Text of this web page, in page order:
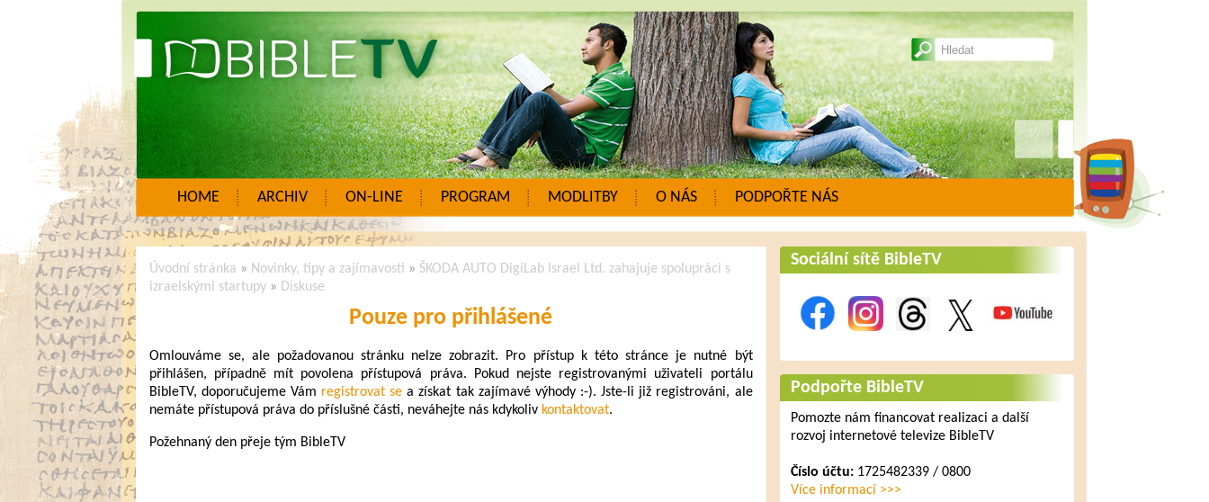
HOME ARCHIV ON-LINE PROGRAM MODLITBY O NÁS PODPOŘTE NÁS
Úvodní stránka » Novinky, tipy a zajímavosti » ŠKODA AUTO DigiLab Israel Ltd. zahajuje spolupráci s
izraelskými startupy» Diskuse
Pouze pro přihlášené
Omlouváme se, ale požadovanou stránku nelze zobrazit. Pro přístup k této stránce je nutné být
přihlášen, případně mít povolena přístupová práva. Pokud nejste registrovanými uživateli portálu
BibleTV, doporučujeme Vám registrovat se a získat tak zajímavé výhody :-). Jste-li již registrováni, ale
nemáte přístupová práva do příslušné části, neváhejte nás kdykoliv kontaktovat.
Požehnaný den přeje tým BibleTV
Sociální sítě BibleTV
Podpořte BibleTV
Pomozte nám financovat realizaci a další
rozvoj internetové televize BibleTV
Číslo účtu:1725482339 / 0800
Více informací >>>